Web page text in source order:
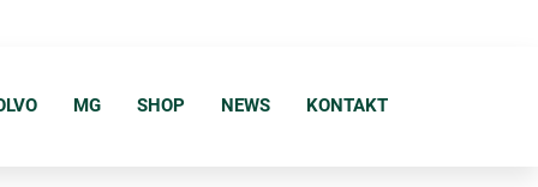
MG SHOP NEWS KONTAKT